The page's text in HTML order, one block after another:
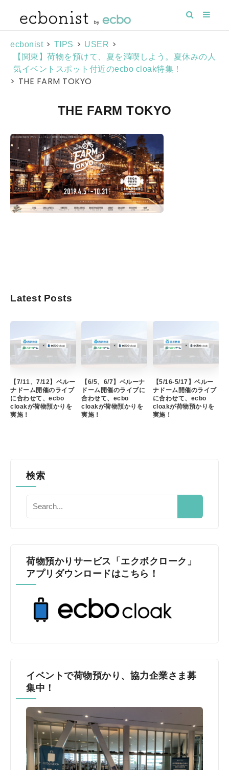
ecbonist > TIPS > USER >
【関東】荷物を預けて、夏を満喫しよう。夏休みの人
気イベントスポット付近のecbo cloak特集！
> THE FARM TOKYO
THE FARM TOKYO
Latest Posts
【7/11、7/12】ベルー
ナドーム開催のライブ
に合わせて、ecbo
cloakが荷物預かりを
実施！
【6/5、6/7】ベルーナ
ドーム開催のライブに
合わせて、ecbo
cloakが荷物預かりを
実施！
【5/16-5/17】ベルー
ナドーム開催のライブ
に合わせて、ecbo
cloakが荷物預かりを
実施！
検索
荷物預かりサービス「エクボクローク」
アプリダウンロードはこちら！
イベントで荷物預かり、協力企業さま募
集中！